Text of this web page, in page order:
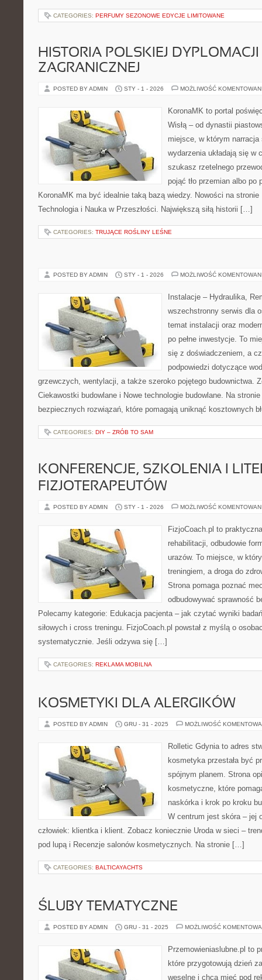
CATEGORIES: PERFUMY SEZONOWE EDYCJE LIMITOWANE
HISTORIA POLSKIEJ
ZAGRANICZNEJ
POSTED BY ADMIN STY - 1 - 2026 MOŻLIWOŚĆ
KoronaMK to portal
Wisłą – od dynastii
miejsce, w którym
wydarzenia układają się w
szukasz rzetelnego
pojąć tło przemian albo po
KoronaMK ma być idealnie taką bazą wiedzy. Nowości na
Technologia i Nauka w Przeszłości. Największą siłą historii […]
CATEGORIES: TRUJĄCE ROŚLINY LEŚNE
POSTED BY ADMIN STY - 1 - 2026 MOŻLIWOŚĆ
Instalacje – Hydraulika,
wszechstronny serwis dla
temat instalacji oraz
po pełne inwestycje. To
się z doświadczeniem, a
podpowiedzi dotyczące
grzewczych, wentylacji, a także szeroko pojętego budownictwa.
Ciekawostki budowlane i Nowe technologie budowlane. Na
bezpiecznych rozwiązań, które pomagają uniknąć kosztownych
CATEGORIES: DIY – ZRÓB TO SAM
KONFERENCJE, SZKOLENIA I
FIZJOTERAPEUTÓW
POSTED BY ADMIN STY - 1 - 2026 MOŻLIWOŚĆ
FizjoCoach.pl to
rehabilitacji, odbudowie
urazów. To miejsce, w
treningiem, a droga do
Strona pomaga poznać
odbudowywać sprawność
Polecamy kategorie: Edukacja pacjenta – jak czytać wyniki
siłowych i cross treningu. FizjoCoach.pl powstał z myślą o
systematycznie. Jeśli odzywa się […]
CATEGORIES: REKLAMA MOBILNA
KOSMETYKI DLA ALERGIKÓW
POSTED BY ADMIN GRU - 31 - 2025 MOŻLIWOŚĆ
Rolletic Gdynia to adres
kosmetyka przestała być
spójnym planem. Strona
kosmetyczne, które
naskórka i krok po kroku
W centrum jest skóra – jej
człowiek: klientka i klient. Zobacz koniecznie Uroda w sieci –
pod lupą i Recenzje salonów kosmetycznych. Na stronie […]
CATEGORIES: BALTICAYACHTS
ŚLUBY TEMATYCZNE
POSTED BY ADMIN GRU - 31 - 2025 MOŻLIWOŚĆ
Przemowieniaslubne.pl to
które przygotowują dzień
weselne i chcą mieć pod